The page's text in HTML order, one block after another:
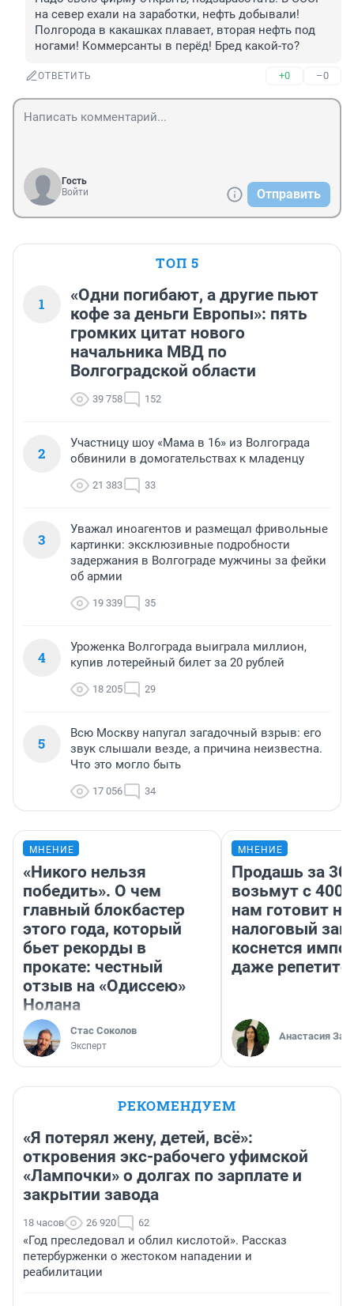
на север ехали на заработки, нефть добывали!
Полгорода в какашках плавает, вторая нефть под
ногами! Коммерсанты в перёд! Бред какой-то?
ОТВЕТИТЬ +0 –0
Гость
Войти
Отправить
ТОП 5
1
«Одни погибают, а другие пьют
кофе за деньги Европы»: пять
громких цитат нового
начальника МВД по
Волгоградской области
39 758 152
2
Участницу шоу «Мама в 16» из Волгограда
обвинили в домогательствах к младенцу
21 383 33
3
Уважал иноагентов и размещал фривольные
картинки: эксклюзивные подробности
задержания в Волгограде мужчины за фейки
об армии
19 339 35
4
Уроженка Волгограда выиграла миллион,
купив лотерейный билет за 20 рублей
18 205 29
5
Всю Москву напугал загадочный взрыв: его
звук слышали везде, а причина неизвестна.
Что это могло быть
17 056 34
МНЕНИЕ
«Никого нельзя
победить». О чем
главный блокбастер
этого года, который
бьет рекорды в
прокате: честный
отзыв на «Одиссею»
Нолана
Стас Соколов
Эксперт
МНЕНИЕ
Продашь за
возьмут с
нам готовит
налоговый
коснется
даже
Анастасия
РЕКОМЕНДУЕМ
«Я потерял жену, детей, всё»:
откровения экс-рабочего уфимской
«Лампочки» о долгах по зарплате и
закрытии завода
18 часов 26 920 62
«Год преследовал и облил кислотой». Рассказ
петербурженки о жестоком нападении и
реабилитации